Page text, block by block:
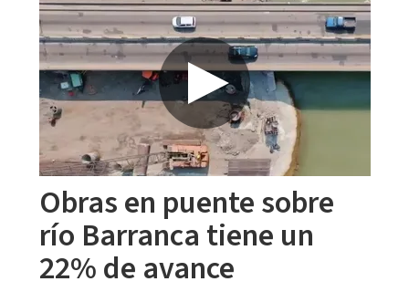
Obras en puente sobre
río Barranca tiene un
22% de avance